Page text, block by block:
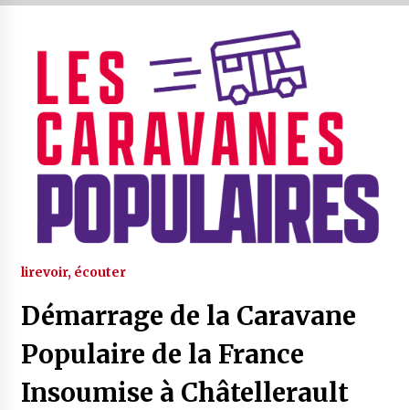
lirevoir, écouter
Démarrage de la Caravane
Populaire de la France
Insoumise à Châtellerault